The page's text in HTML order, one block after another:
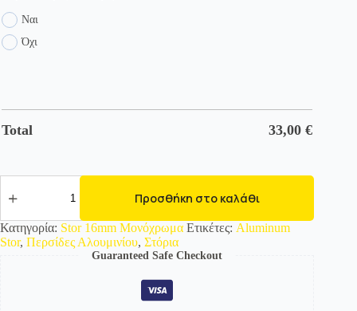
Ναι
Όχι
Total 33,00€
Περσίδες
Στόρια-16mm-
Pearl
opal
Προσθήκη στο καλάθι
Κατηγορία: Stor 16mm Μονόχρωμα Ετικέτες: Aluminum
Stor, Περσίδες Αλουμινίου, Στόρια
Guaranteed Safe Checkout